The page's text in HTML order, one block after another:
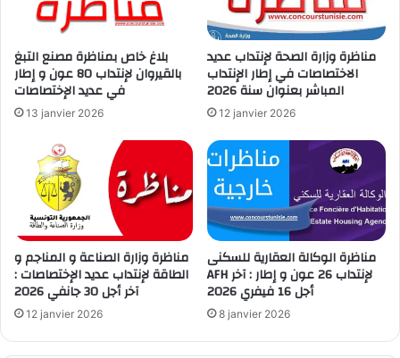
بلاغ خاص بمناظرة مصنع التبغ
بالقيروان لإنتداب 80 عون و إطار
في عديد الإختصاصات
13 janvier 2026
مناظرة وزارة الصحة لإنتداب عديد
الاختصاصات في إطار الإنتداب
المباشر بعنوان سنة 2026
12 janvier 2026
مناظرة وزارة الصناعة و المناجم و
الطاقة لإنتداب عديد الإختصاصات :
آخر أجل 30 جانفي 2026
12 janvier 2026
مناظرة الوكالة العقارية للسكنى
AFH لإنتداب 26 عون و إطار : آخر
أجل 16 فيفري 2026
8 janvier 2026